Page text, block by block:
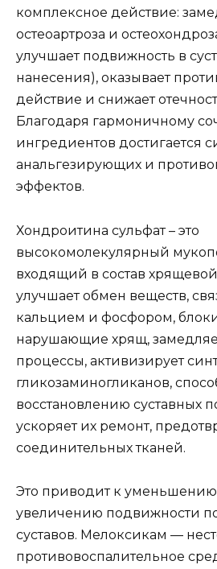
комплексное действие:
остеоартроза и
улучшает подвижность в
нанесения), оказывает
действие и снижает
Благодаря гармоничному
ингредиентов достигается
анальгезирующих и
эффектов.
Хондроитина сульфат – это
высокомолекулярный
входящий в состав
улучшает обмен веществ,
кальцием и фосфором,
нарушающие хрящ,
процессы, активизирует
гликозаминогликанов,
восстановлению суставных
ускоряет их ремонт,
соединительных тканей.
Это приводит к уменьшению
увеличению подвижности
суставов. Мелоксикам —
противовоспалительное